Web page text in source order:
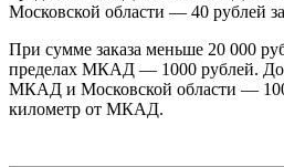
Московской области — 40 рублей
При сумме заказа меньше 20 000
пределах МКАД — 1000 рублей.
МКАД и Московской области —
километр от МКАД.